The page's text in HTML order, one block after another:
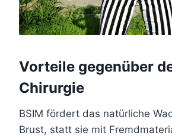
Vorteile gegenüber
Chirurgie
BSIM fördert das natürliche
Brust, statt sie mit